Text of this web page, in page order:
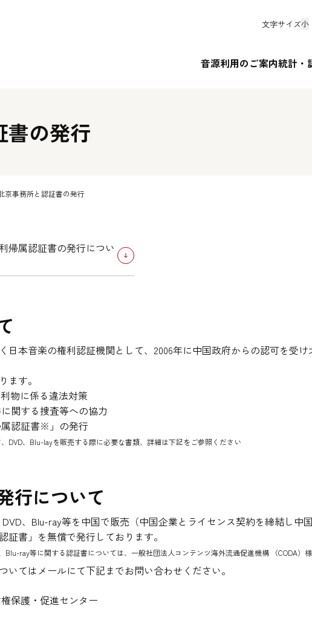
文字サイズ小
音源利用のご案内統計・
書の発行
京事務所と認証書の発行
帰属認証書の発行につい
日本音楽の権利認証機関として、2006年に中国政府からの認可を受
ます。
物に係る違法対策
関する捜査等への協力
認証書※」の発行
DVD、Blu-layを販売する際に必要な書類、詳細は下記をご参照ください
行について
、Blu-ray等を中国で販売（中国企業とライセンス契約を締結し中
証書」を無償で発行しております。
Blu-ray等に関する認証書については、一般社団法人コンテンツ海外流通促進機構 （CODA）
てはメールにて下記までお問い合わせください。
保護・促進センター